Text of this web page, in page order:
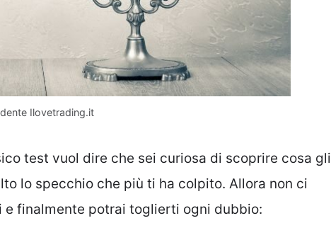
Ilovetrading.it
test vuol dire che sei curiosa di scoprire cosa gli
lo specchio che più ti ha colpito. Allora non ci
finalmente potrai toglierti ogni dubbio: